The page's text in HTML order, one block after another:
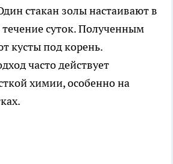
стакан золы настаивают в
течение суток. Полученным
кусты под корень.
часто действует
химии, особенно на